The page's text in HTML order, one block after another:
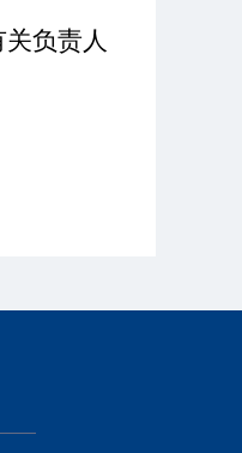
负责人